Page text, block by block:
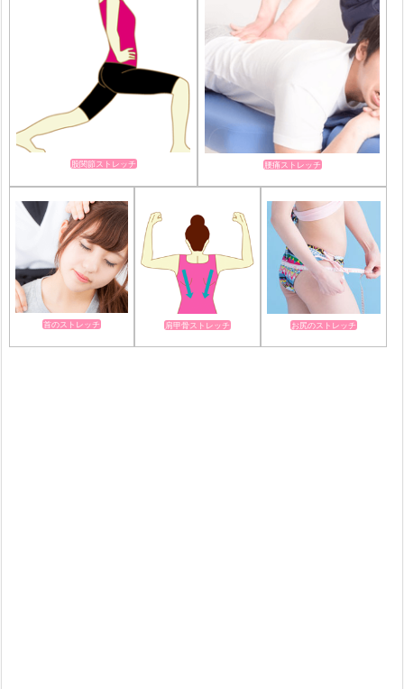
股関節ストレッチ 腰痛ストレッチ
首のストレッチ 肩甲骨ストレッチ お尻のストレッチ